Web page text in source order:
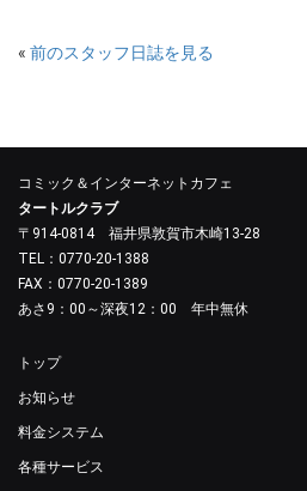
« 前のスタッフ日誌を見る
コミック＆インターネットカフェ
タートルクラブ
〒914-0814 福井県敦賀市木崎13-28
TEL：0770-20-1388
FAX：0770-20-1389
あさ9：00～深夜12：00 年中無休
トップ
お知らせ
料金システム
各種サービス